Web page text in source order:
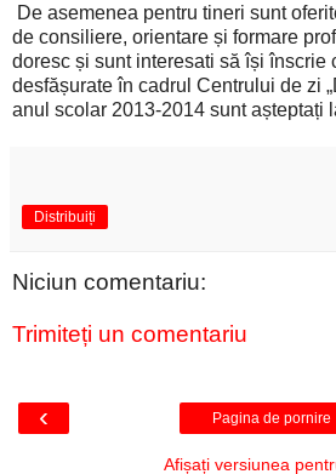
De asemenea pentru tineri sunt
de consiliere, orientare și formare
doresc și sunt interesati să își înscrie
desfășurate în cadrul Centrului de zi
anul scolar 2013-2014 sunt așteptați
Distribuiți
Niciun comentariu:
Trimiteți un comentariu
‹ Pagina de pornire
Afișați versiunea